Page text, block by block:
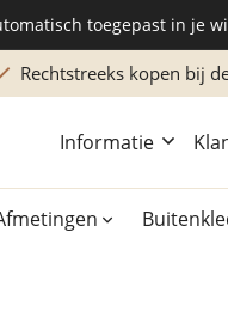
toegepast in je
Rechtstreeks kopen bij
Informatie